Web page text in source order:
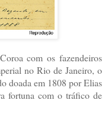
com os fazendeiros
no Rio de Janeiro, o
doada em 1808 por Elias
fortuna com o tráfico de